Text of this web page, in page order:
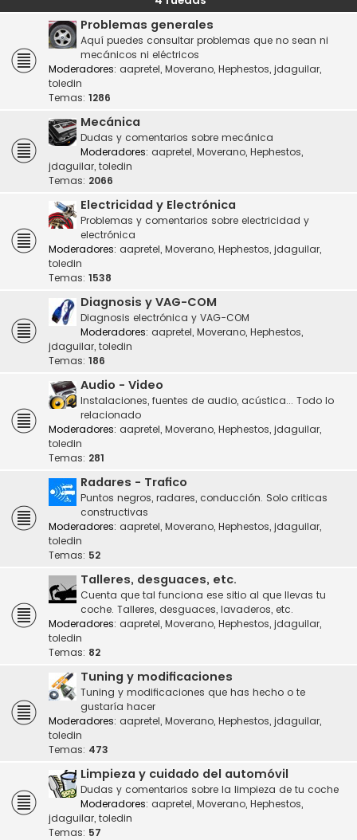
Problemas generales
Aquí puedes consultar problemas que no sean ni
mecánicos ni eléctricos
Moderadores: aapretel, Moverano, Hephestos, jdaguilar,
toledin
Temas: 1286
Mecánica
Dudas y comentarios sobre mecánica
Moderadores: aapretel, Moverano, Hephestos,
jdaguilar, toledin
Temas: 2066
Electricidad y Electrónica
Problemas y comentarios sobre electricidad y
electrónica
Moderadores: aapretel, Moverano, Hephestos, jdaguilar,
toledin
Temas: 1538
Diagnosis y VAG-COM
Diagnosis electrónica y VAG-COM
Moderadores: aapretel, Moverano, Hephestos,
jdaguilar, toledin
Temas: 186
Audio - Video
Instalaciones, fuentes de audio, acústica... Todo lo
relacionado
Moderadores: aapretel, Moverano, Hephestos, jdaguilar,
toledin
Temas: 281
Radares - Trafico
Puntos negros, radares, conducción. Solo criticas
constructivas
Moderadores: aapretel, Moverano, Hephestos, jdaguilar,
toledin
Temas: 52
Talleres, desguaces, etc.
Cuenta que tal funciona ese sitio al que llevas tu
coche. Talleres, desguaces, lavaderos, etc.
Moderadores: aapretel, Moverano, Hephestos, jdaguilar,
toledin
Temas: 82
Tuning y modificaciones
Tuning y modificaciones que has hecho o te
gustaría hacer
Moderadores: aapretel, Moverano, Hephestos, jdaguilar,
toledin
Temas: 473
Limpieza y cuidado del automóvil
Dudas y comentarios sobre la limpieza de tu coche
Moderadores: aapretel, Moverano, Hephestos,
jdaguilar, toledin
Temas: 57